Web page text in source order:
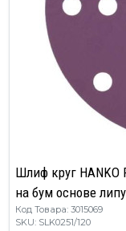
Шлиф круг HANKO
на бум основе
Код Товара: 3015069
SKU: SLK0251/120